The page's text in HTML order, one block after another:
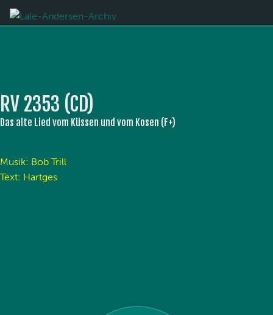
RV 2353 (CD)
Das alte Lied vom Küssen und vom Kosen (F+)
Musik: Bob Trill
Text: Hartges